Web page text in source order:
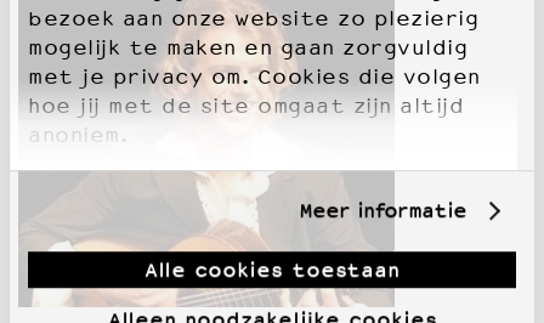
bezoek aan onze website zo plezierig
mogelijk te maken en gaan zorgvuldig
met je privacy om. Cookies die volgen
hoe jij met de site omgaat zijn altijd
anoniem.
Meer informatie
Alle cookies toestaan